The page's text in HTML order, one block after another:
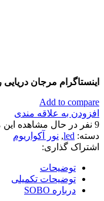
اینستاگرام مرجان
Add to compare
افزودن به علاقه مندی
9 نفر در حال مشاهده
دسته: led
, نور آکواریوم
اشتراک گذاری:
توضیحات
توضیحات تکمیلی
درباره SOBO